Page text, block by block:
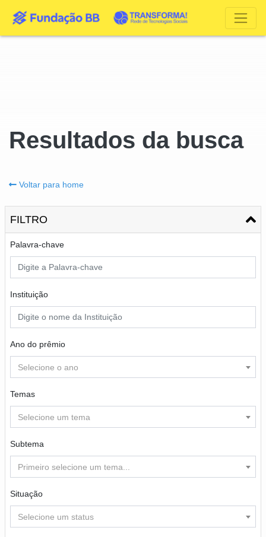
Resultados da busca
Voltar para home
FILTRO
Palavra-chave
Instituição
Ano do prêmio
Selecione o ano
Temas
Selecione um tema
Subtema
Primeiro selecione um tema...
Situação
Selecione um status